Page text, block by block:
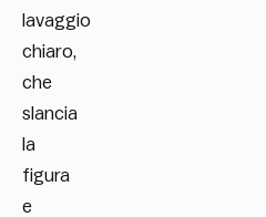
lavaggio
chiaro,
che
slancia
la
figura
e